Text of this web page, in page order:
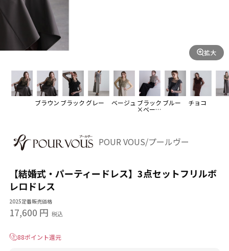
拡大
ブラウン ブラック グレー ベージュ ブラック
×ベージ
ブルー チョコ
POUR VOUS/プールヴー
【結婚式・パーティードレス】3点セットフリルボ
レロドレス
2025定番販売価格
17,600 円 税込
88ポイント還元